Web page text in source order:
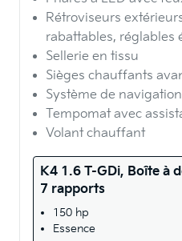
Rétroviseurs
rabattables, réglables
Sellerie en tissu
Sièges chauffants
Système de
Tempomat avec
Volant chauffant
K4 1.6 T-GDi, Boîte à
7 rapports
150 hp
Essence